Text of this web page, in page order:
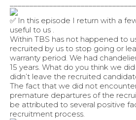
In this episode I return with a
useful to us .
Within TBS has not happened to
recruited by us to stop going or
warranty period. We had
15 years. What do you think we
didn’t leave the recruited
The fact that we did not
premature departures of the
be attributed to several positive
recruitment process.